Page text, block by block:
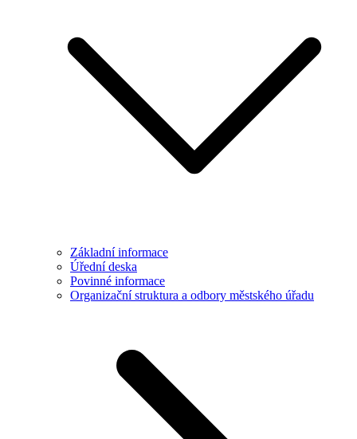
Základní informace
Úřední deska
Povinné informace
Organizační struktura a odbory městského úřadu